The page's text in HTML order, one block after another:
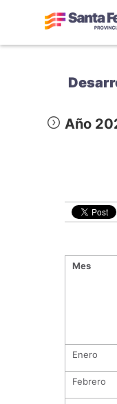
Año
Mes
Enero
Febrero